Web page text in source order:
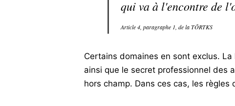
qui va à l'encontre de
Article 4, paragraphe 1, de la TÕRTKS
Certains domaines en sont exclus.
ainsi que le secret professionnel des
hors champ. Dans ces cas, les